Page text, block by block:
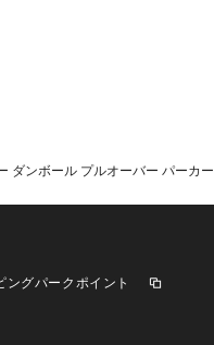
ダンボール プルオーバー パーカー
ングパークポイント